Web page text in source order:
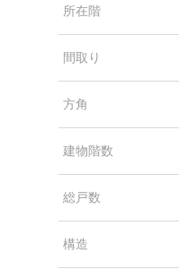
所在階
間取り
方角
建物階数
総戸数
構造